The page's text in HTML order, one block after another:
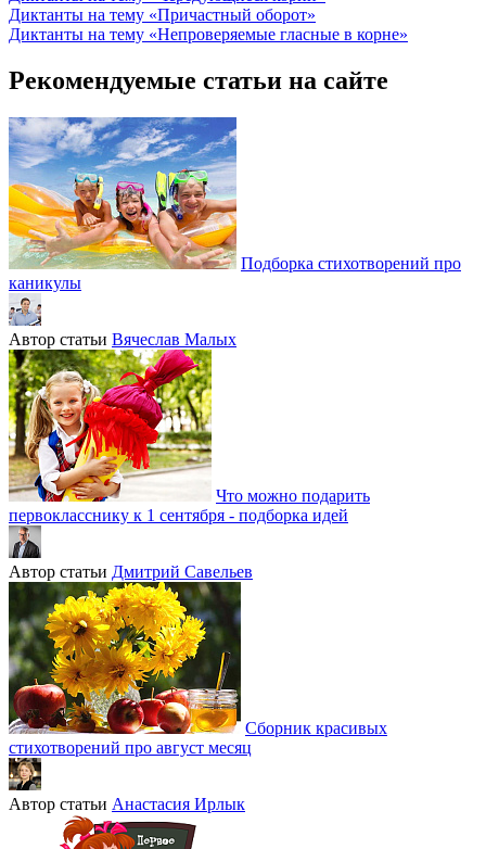
Диктанты на тему «Причастный оборот»
Диктанты на тему «Непроверяемые гласные в корне»
Рекомендуемые статьи на сайте
Подборка стихотворений про
каникулы
Автор статьи Вячеслав Малых
Что можно подарить
первокласснику к 1 сентября - подборка идей
Автор статьи Дмитрий Савельев
Сборник красивых
стихотворений про август месяц
Автор статьи Анастасия Ирлык